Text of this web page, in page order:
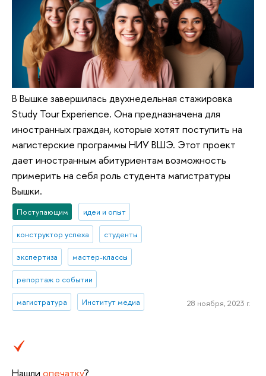
В Вышке завершилась двухнедельная стажировка
Study Tour Experience. Она предназначена для
иностранных граждан, которые хотят поступить на
магистерские программы НИУ ВШЭ. Этот проект
дает иностранным абитуриентам возможность
примерить на себя роль студента магистратуры
Вышки.
Поступающим идеи и опыт
конструктор успеха студенты
экспертиза мастер-классы
репортаж о событии
магистратура Институт медиа 28 ноября, 2023 г.
Нашли опечатку?